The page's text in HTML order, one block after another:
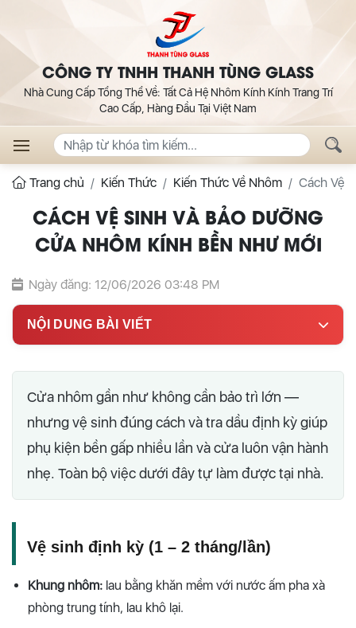
CÔNG TY TNHH THANH TÙNG GLASS
Nhà Cung Cấp Tổng Thể Về: Tất Cả Hệ Nhôm Kính Kính Trang Trí
Cao Cấp, Hàng Đầu Tại Việt Nam
Trang chủ Kiến Thức Kiến Thức Về Nhôm Cách Vệ
CÁCH VỆ SINH VÀ BẢO DƯỠNG
CỬA NHÔM KÍNH BỀN NHƯ MỚI
Ngày đăng: 12/06/2026 03:48 PM
NỘI DUNG BÀI VIẾT
Cửa nhôm gần như không cần bảo trì lớn —
nhưng vệ sinh đúng cách và tra dầu định kỳ giúp
phụ kiện bền gấp nhiều lần và cửa luôn vận hành
nhẹ. Toàn bộ việc dưới đây tự làm được tại nhà.
Vệ sinh định kỳ (1 – 2 tháng/lần)
Khung nhôm: lau bằng khăn mềm với nước ấm pha xà
phòng trung tính, lau khô lại.